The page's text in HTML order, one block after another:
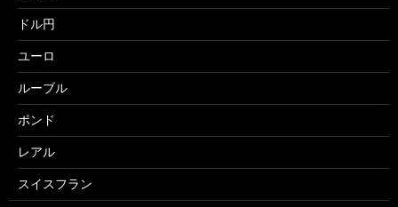
ドル円
ユーロ
ルーブル
ポンド
レアル
スイスフラン